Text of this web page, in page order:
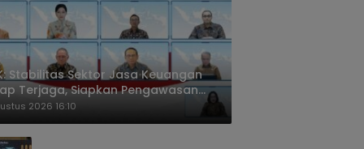
Stabilitas Sektor Jasa Keuangan
Terjaga, Siapkan Pengawasan
Mineral Mulai 2027
2026 16:10